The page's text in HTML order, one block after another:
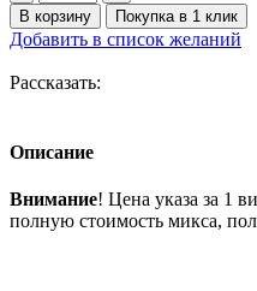
товара
МИКС
Обучающие
по
Домана
кругозор»,
10
В корзину Покупка в 1 клик
Добавить в список желаний
Рассказать:
Описание
Внимание! Цена указа за 1
полную стоимость микса,